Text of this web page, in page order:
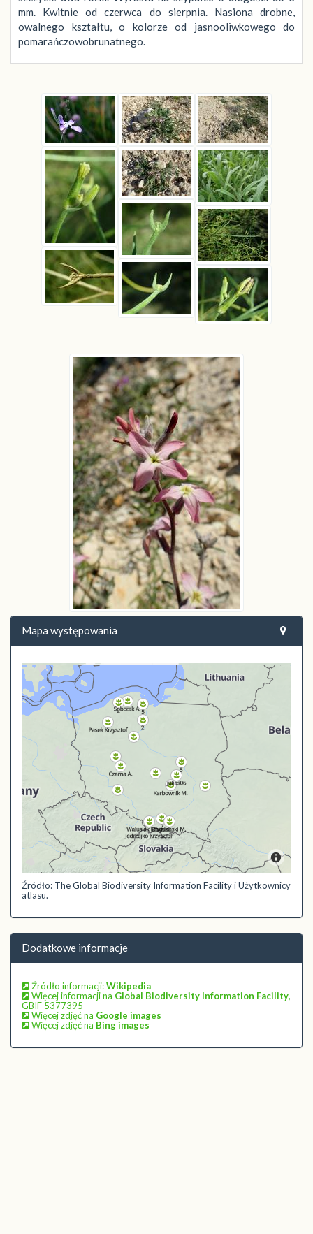
mm. Kwitnie od czerwca do sierpnia. Nasiona drobne,
owalnego kształtu, o kolorze od jasnooliwkowego do
pomarańczowobrunatnego.
Mapa występowania
Źródło: The Global Biodiversity Information Facility i Użytkownicy
atlasu.
Dodatkowe informacje
Źródło informacji:Wikipedia
Więcej informacji na Global Biodiversity Information Facility,
GBIF 5377395
Więcej zdjęć na Google images
Więcej zdjęć na Bing images